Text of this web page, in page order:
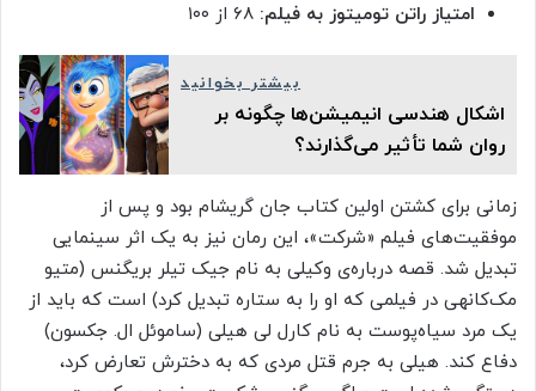
امتیاز راتن تومیتوز به فیلم:
بیشتر بخوانید
اشکال هندسی انیمیشن‌ها چگونه بر
روان شما تأثیر می‌گذارند؟
زمانی برای کشتن اولین کتاب جان گریشام بود و پس از
موفقیت‌های فیلم «شرکت»، این رمان نیز به یک اثر سینمایی
تبدیل شد. قصه درباره‌ی وکیلی به نام جیک تیلر بریگنس (متیو
مک‌کانهی در فیلمی که او را به ستاره تبدیل کرد) است که باید از
یک مرد سیاه‌پوست به نام کارل لی هیلی (ساموئل ال. جکسون)
دفاع کند. هیلی به جرم قتل مردی که به دخترش تعارض کرد،